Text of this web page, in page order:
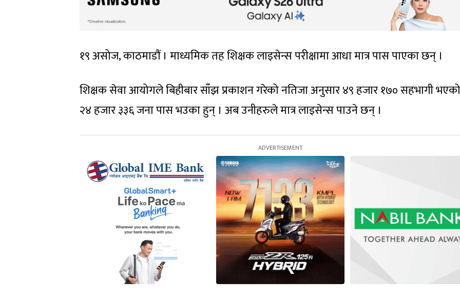
१९ असोज, काठमाडौं । माध्यमिक तह शिक्षक लाइसेन्स परीक्षामा आधा मात्र पास पाएका छन् ।
शिक्षक सेवा आयोगले बिहीबार साँझ प्रकाशन गरेको नतिजा अनुसार ४९ हजार १७० सहभागी
२४ हजार ३३६ जना पास भउका हुन् । अब उनीहरुले मात्र लाइसेन्स पाउने छन् ।